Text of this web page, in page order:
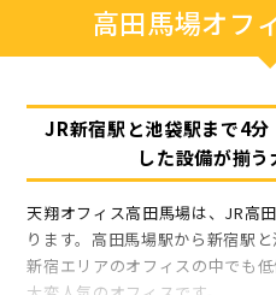
高田馬場オフ
JR新宿駅と池袋駅まで4
した設備が揃
天翔オフィス高田馬場は、JR高
ります。高田馬場駅から新宿駅
新宿エリアのオフィスの中でも